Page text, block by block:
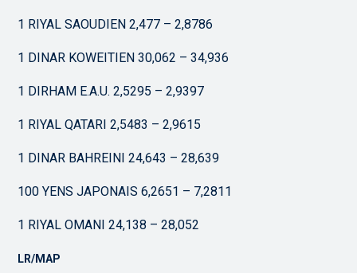
1 RIYAL SAOUDIEN 2,477 – 2,8786
1 DINAR KOWEITIEN 30,062 – 34,936
1 DIRHAM E.A.U. 2,5295 – 2,9397
1 RIYAL QATARI 2,5483 – 2,9615
1 DINAR BAHREINI 24,643 – 28,639
100 YENS JAPONAIS 6,2651 – 7,2811
1 RIYAL OMANI 24,138 – 28,052
LR/MAP